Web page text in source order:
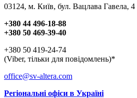
03124, м. Київ, бул. Вацлава Гавела, 4
+380 44 496-18-88
+380 50 469-39-40
+380 50 419-24-74
(Viber, тільки для повідомлень)*
office@sv-altera.com
Регіональні офіси в Україні